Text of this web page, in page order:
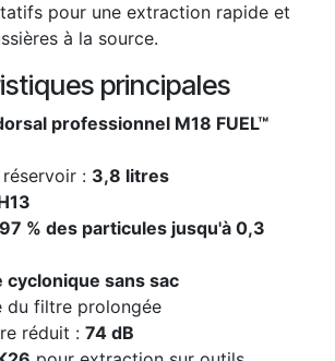
pour une extraction rapide et
à la source.
principales
professionnel M18 FUEL™
: 3,8 litres
% des particules jusqu'à 0,3
cyclonique sans sac
du filtre prolongée
réduit : 74 dB